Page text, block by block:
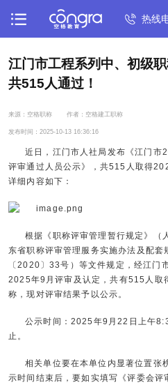
热线
江门市工程系列中、初级
共515人通过！
来源：空格职称 作者：空格建工职称
发布时间：2025-10-13 16:36:16
近日，江门市人社局发布《江门市
评审通过人员公示》，共515人取得
详细内容如下：
根据《职称评审管理暂行规定》（
东省职称评审管理服务实施办法及配套
〔2020〕33号）等文件规定，经江门
2025年9月评审及认定，共有515人取
称，现对评审结果予以公示。
公示时间：2025年9月22日上午
止。
相关单位要在本单位内显著位置张
示时间结束后，要如实填写《评委会